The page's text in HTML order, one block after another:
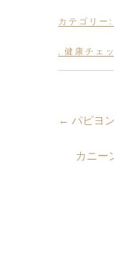
カテゴリー:
健康チェ
← パピヨ
カニー